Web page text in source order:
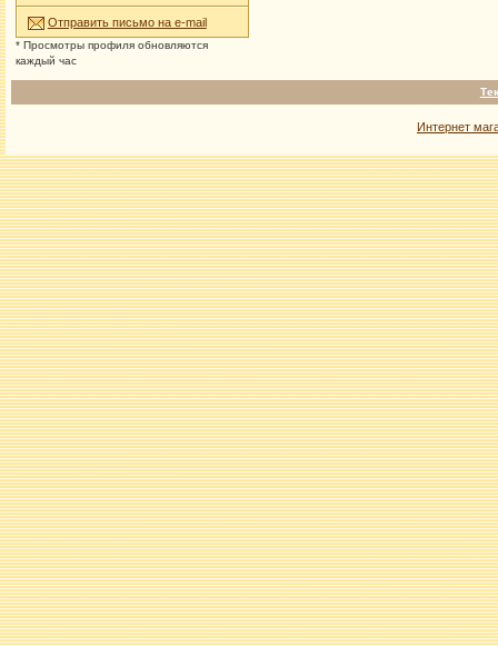
Отправить письмо на e-mail
* Просмотры профиля обновляются
каждый час
Интернет